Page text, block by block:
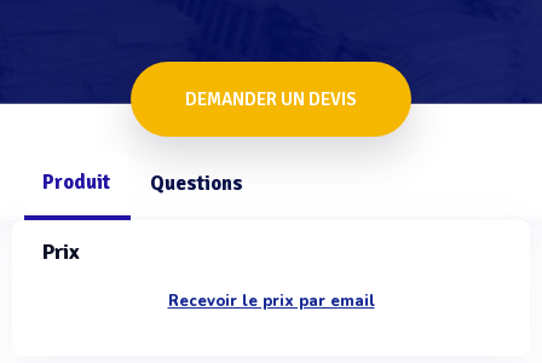
DEMANDER UN DEVIS
Produit Questions
Prix
Recevoir le prix par email